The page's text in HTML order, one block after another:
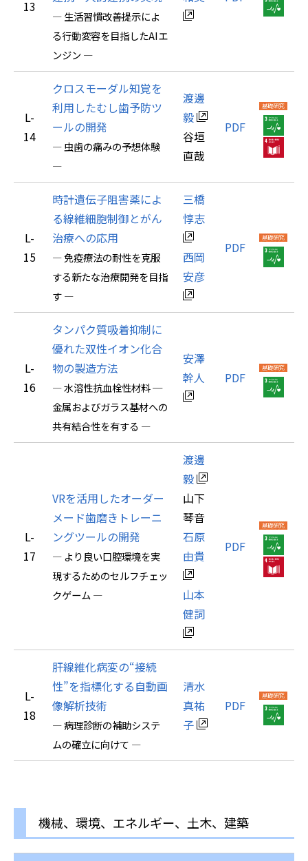
13
― 生活習慣改善提示によ
る行動変容を目指したAIエ
ンジン ―
L-
14
クロスモーダル知覚を
利用したむし歯予防ツ
ールの開発
― 虫歯の痛みの予想体験
―
渡邊
毅
谷垣
直哉
PDF
L-
15
時計遺伝子阻害薬によ
る線維細胞制御とがん
治療への応用
― 免疫療法の耐性を克服
する新たな治療開発を目指
す ―
三橋
惇志
西岡
安彦
PDF
L-
16
タンパク質吸着抑制に
優れた双性イオン化合
物の製造方法
― 水溶性抗血栓性材料 ─
金属およびガラス基材への
共有結合性を有する ―
安澤
幹人
PDF
L-
17
VRを活用したオーダー
メード歯磨きトレーニ
ングツールの開発
― より良い口腔環境を実
現するためのセルフチェッ
クゲーム ―
渡邊
毅
山下
琴音
石原
由貴
山本
健詞
PDF
L-
18
肝線維化病変の“接続
性”を指標化する自動画
像解析技術
― 病理診断の補助システ
ムの確立に向けて ―
清水
真祐
子
PDF
機械、環境、エネルギー、土木、建築